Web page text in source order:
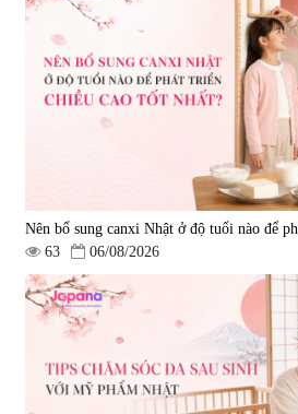
Nên bổ sung canxi Nhật ở độ tuổi nào để
63
06/08/2026